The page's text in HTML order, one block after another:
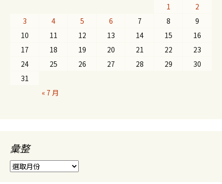
1
2
3
4 5 6 7 8
9
10
11 12 13 14 15
16
17
18 19 20 21 22
23
24
25 26 27 28 29
30
31
« 7 月
彙整
彙
整